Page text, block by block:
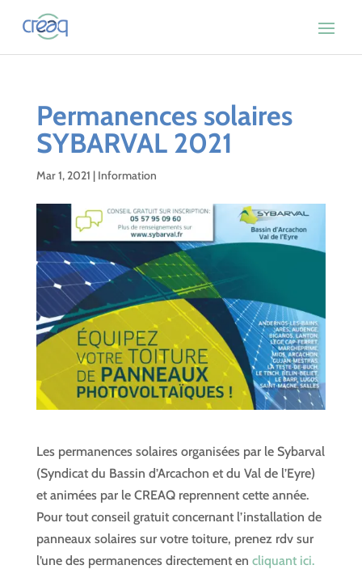
Permanences solaires
SYBARVAL 2021
Mar 1, 2021 | Information
Les permanences solaires organisées par le Sybarval
(Syndicat du Bassin d’Arcachon et du Val de l’Eyre)
et animées par le CREAQ reprennent cette année.
Pour tout conseil gratuit concernant l’installation de
panneaux solaires sur votre toiture, prenez rdv sur
l’une des permanences directement en cliquant ici.